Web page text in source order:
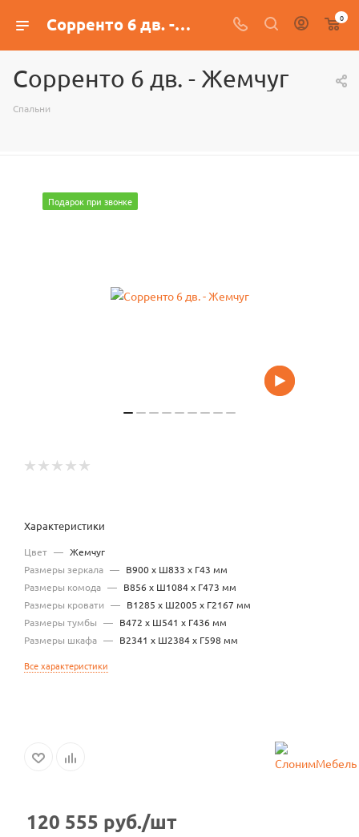
Сорренто 6 дв. - Жемчуг 0
Сорренто 6 дв. - Жемчуг
Спальни
Подарок при звонке
Характеристики
Цвет — Жемчуг
Размеры зеркала — В900 х Ш833 х Г43 мм
Размеры комода — В856 х Ш1084 х Г473 мм
Размеры кровати — В1285 x Ш2005 x Г2167 мм
Размеры тумбы — В472 x Ш541 x Г436 мм
Размеры шкафа — В2341 x Ш2384 x Г598 мм
Все характеристики
120 555 руб./шт